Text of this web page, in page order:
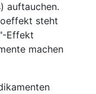
auftauchen.
steht
Effekt
machen